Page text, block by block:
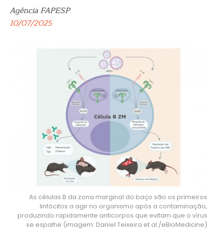
Agência FAPESP
10/07/2025
As células B da zona marginal do baço são os primeiros
linfócitos a agir no organismo após a contaminação,
produzindo rapidamente anticorpos que evitam que o vírus
se espalhe (imagem: Daniel Teixeira et al./eBioMedicine)